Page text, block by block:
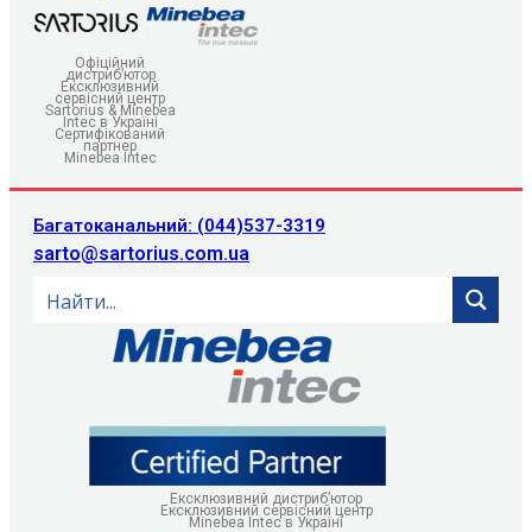
Офіційний
дистриб’ютор
Ексклюзивний
сервісний центр
Sartorius & Minebea
Intec в Україні
Сертифікований
партнер
Minebea Intec
Багатоканальний: (044)537-3319
sarto@sartorius.com.ua
Ексклюзивний дистриб’ютор
Ексклюзивний сервісний центр
Minebea Intec в Україні